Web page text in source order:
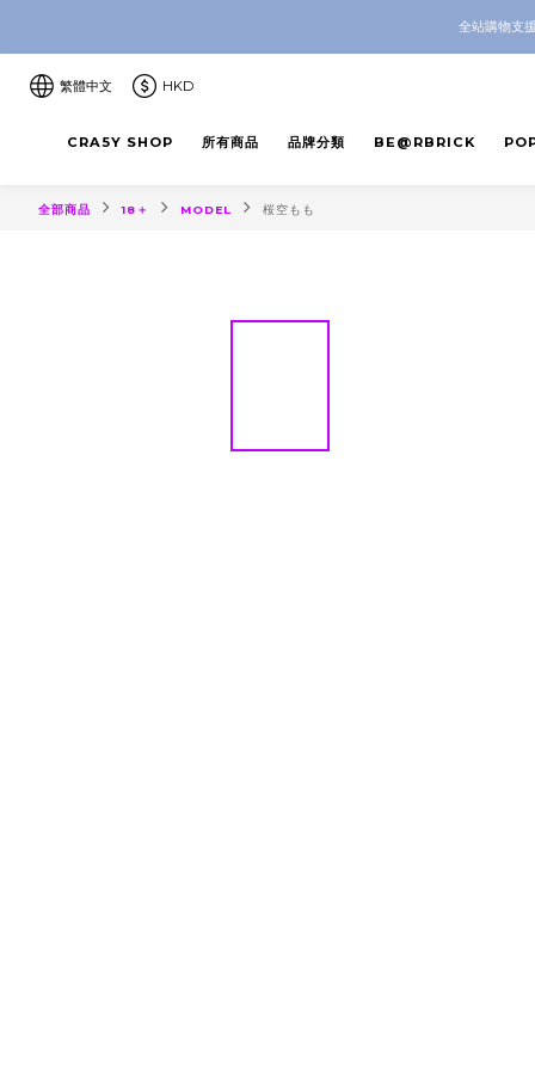
CRA5Y
全站購物支
繁體中文 HKD
CRA5Y SHOP 所有商品 品牌分類 BE@RBRICK
全部商品 18＋ MODEL 桜空もも